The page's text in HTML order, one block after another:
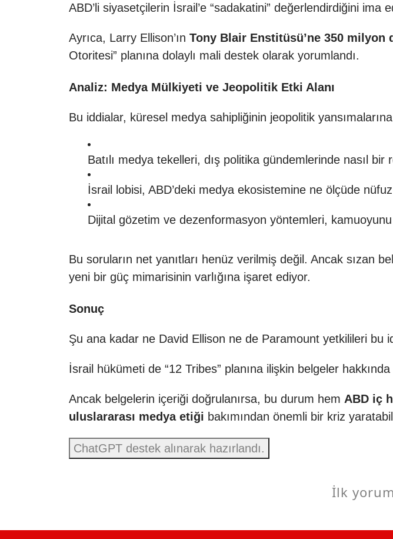
ABD’li siyasetçilerin İsrail’e “sadakatini” değerlendirdiğini ima
Ayrıca, Larry Ellison’ın Tony Blair Enstitüsü’ne 350 milyon
Otoritesi” planına dolaylı mali destek olarak yorumlandı.
Analiz: Medya Mülkiyeti ve Jeopolitik Etki Alanı
Bu iddialar, küresel medya sahipliğinin jeopolitik
Batılı medya tekelleri, dış politika gündemlerinde nasıl bir
İsrail lobisi, ABD’deki medya ekosistemine ne ölçüde
Dijital gözetim ve dezenformasyon yöntemleri, kamuoyunu
Bu soruların net yanıtları henüz verilmiş değil. Ancak sızan
yeni bir güç mimarisinin varlığına işaret ediyor.
Sonuç
Şu ana kadar ne David Ellison ne de Paramount yetkilileri bu
İsrail hükümeti de “12 Tribes” planına ilişkin belgeler
Ancak belgelerin içeriği doğrulanırsa, bu durum hem ABD iç
uluslararası medya etiği bakımından önemli bir kriz
ChatGPT destek alınarak hazırlandı.
İlk